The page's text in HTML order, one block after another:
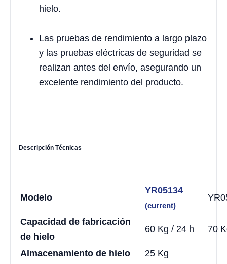
hielo.
Las pruebas de rendimiento a largo plazo
y las pruebas eléctricas de seguridad se
realizan antes del envío, asegurando un
excelente rendimiento del producto.
Descripción Técnicas
Modelo
YR05134
(current)
Capacidad de fabricación
de hielo
60 Kg / 24 h 70
Almacenamiento de hielo 25 Kg